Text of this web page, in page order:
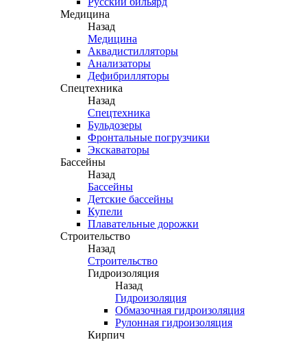
Медицина
Назад
Медицина
Аквадистилляторы
Анализаторы
Дефибрилляторы
Спецтехника
Назад
Спецтехника
Бульдозеры
Фронтальные погрузчики
Экскаваторы
Бассейны
Назад
Бассейны
Детские бассейны
Купели
Плавательные дорожки
Строительство
Назад
Строительство
Гидроизоляция
Назад
Гидроизоляция
Обмазочная гидроизоляция
Рулонная гидроизоляция
Кирпич